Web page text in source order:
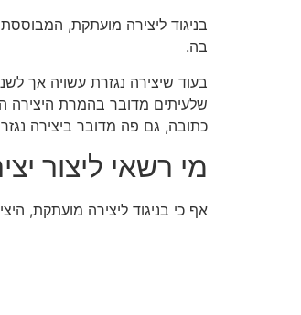
בניגוד ליצירה מועתקת,
בה.
בעוד שיצירה נגזרת עשויה אך
שלעיתים מדובר בהמרת היצירה
כתובה, גם פה מדובר ביצירה
מי רשאי ליצור
אף כי בניגוד ליצירה מועתקת,